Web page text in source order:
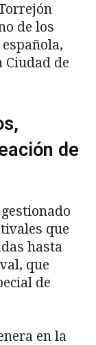
de los
Ciudad de
de
que
hasta
que
de
en la